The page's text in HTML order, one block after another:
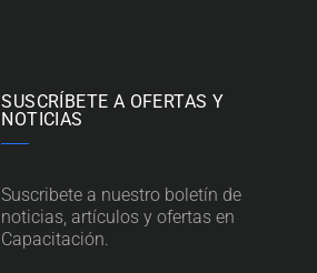
SUSCRÍBETE A OFERTAS Y
NOTICIAS
Suscribete a nuestro boletín de
noticias, artículos y ofertas en
Capacitación.